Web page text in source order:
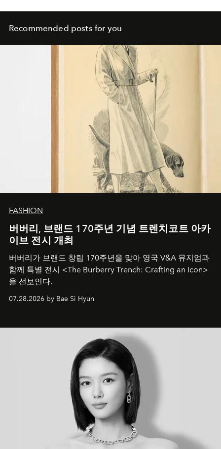
Recommended posts for you
FASHION
버버리, 브랜드 170주년 기념 트렌치코트 아카
이브 전시 개최
버버리가 브랜드 창립 170주년을 맞아 영국 V&A 뮤지엄과
함께 특별 전시 <The Burberry Trench: Crafting an Icon>
을 선보인다.
07.28.2026 by Bae Si Hyun